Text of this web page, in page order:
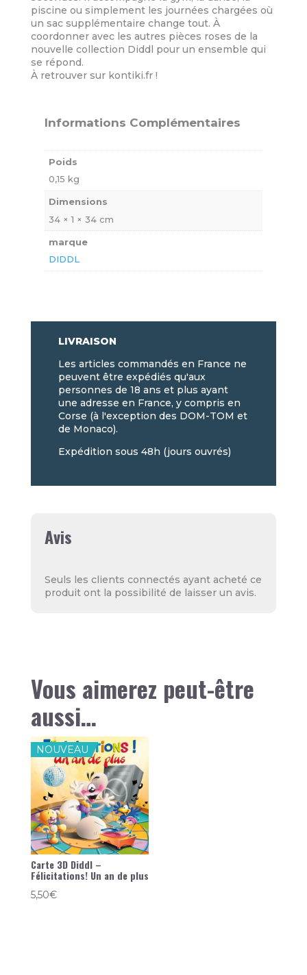
piscine ou simplement les journées chargées où
un sac supplémentaire change tout. À
coordonner avec les autres pièces roses de la
nouvelle collection Diddl pour un ensemble qui
se répond.
À retrouver sur kontiki.fr !
Informations Complémentaires
Poids
0,15 kg
Dimensions
34 × 1 × 34 cm
marque
DIDDL
LIVRAISON
Les articles commandés en France ne
peuvent être expédiés qu'aux
personnes de 18 ans et plus ayant
une adresse en France, y compris en
Corse (à l'exception des DOM-TOM et
de Monaco).
Expédition sous 48h (jours ouvrés)
Avis
Seuls les clients connectés ayant acheté ce
produit ont la possibilité de laisser un avis.
Vous aimerez peut-être
aussi…
NOUVEAU
Carte 3D Diddl –
Félicitations! Un an de plus
5,50€